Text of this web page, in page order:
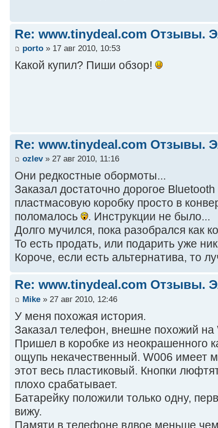
Re: www.tinydeal.com Отзывы.
porto » 17 авг 2010, 10:53
Какой купил? Пиши обзор!
Re: www.tinydeal.com Отзывы.
ozlev» 27 авг 2010, 11:16
Они редкостные обормоты...
Заказал достаточно дорогое
пластмасовую коробку просто в
поломалось
. Инструкции не было...
Долго мучился, пока разобрался как
То есть продать, или подарить уже
Короче, если есть альтернатива, то
Re: www.tinydeal.com Отзывы.
Mike » 27 авг 2010, 12:46
У меня похожая история.
Заказал телефон, внешне похожий на
Пришел в коробке из неокрашенного
ощупь некачественный. W006 имеет
этот весь пластиковый. Кнопки
плохо срабатывает.
Батарейку положили только одну,
вижу.
Памяти в телефоне вдвое меньше